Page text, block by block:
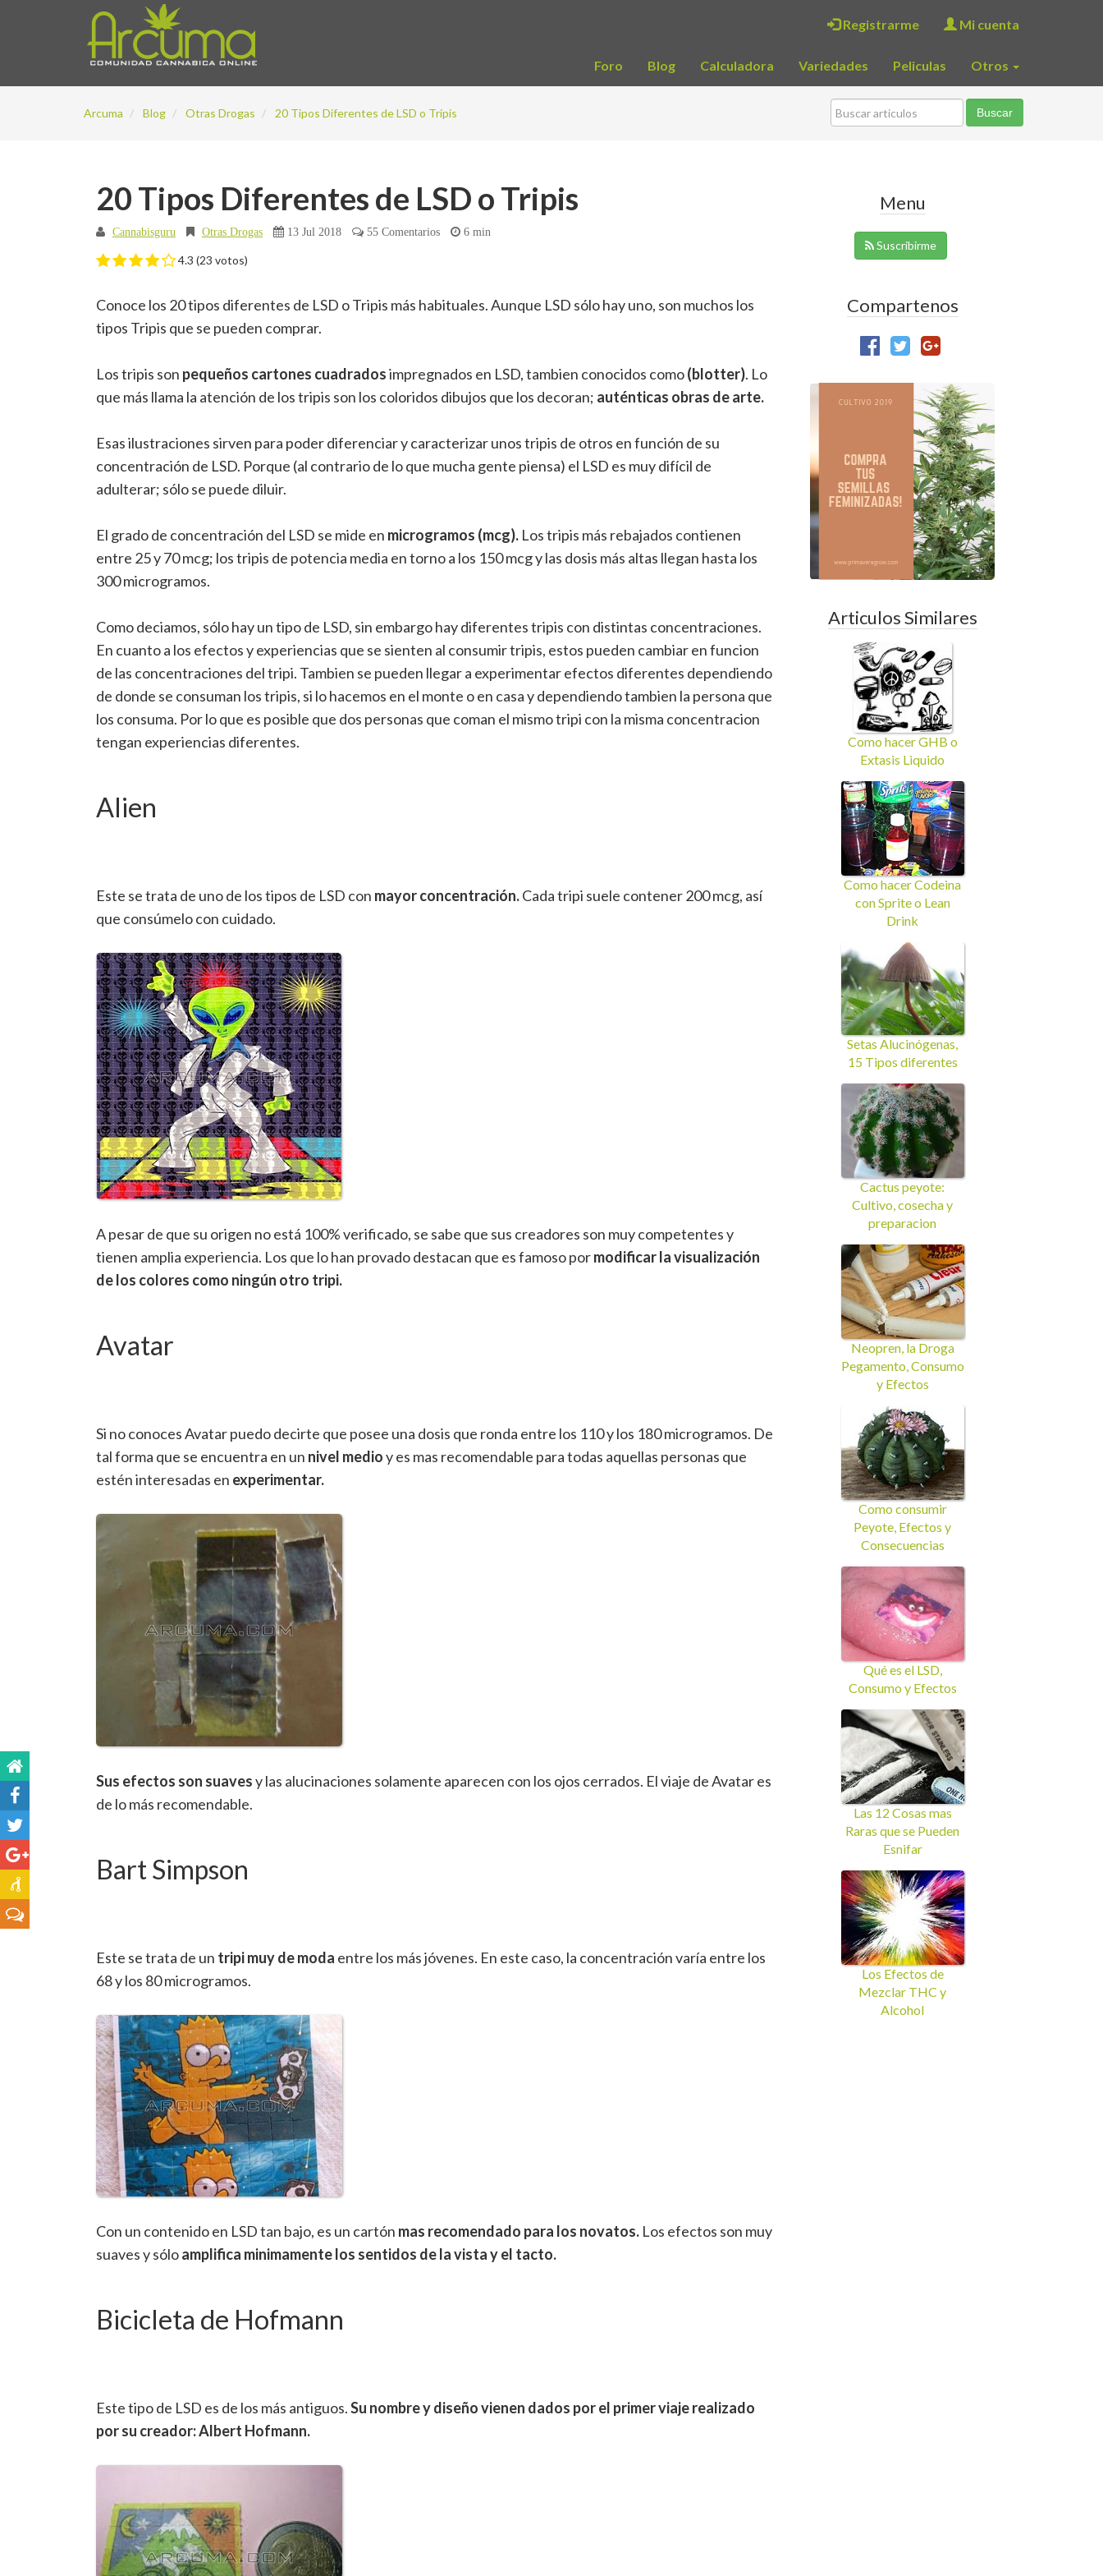
Registrarme Mi cuenta
Foro Blog Calculadora Variedades Peliculas Otros
Arcuma Blog Otras Drogas 20 Tipos Diferentes de LSD o Tripis
20 Tipos Diferentes de LSD o Tripis
Cannabisguru Otras Drogas 13 Jul 2018 55 Comentarios 6 min
4.3 (23 votos)
Conoce los 20 tipos diferentes de LSD o Tripis más habituales. Aunque LSD sólo hay uno, son muchos los
tipos Tripis que se pueden comprar.
Los tripis son pequeños cartones cuadradosimpregnados en LSD, tambien conocidos como(blotter). Lo
que más llama la atención de los tripis son los coloridos dibujos que los decoran; auténticas obras de arte.
Esas ilustraciones sirven para poder diferenciar y caracterizar unos tripis de otros en función de su
concentración de LSD. Porque (al contrario de lo que mucha gente piensa) el LSD es muy difícil de
adulterar; sólo se puede diluir.
El grado de concentración del LSD se mide en microgramos (mcg). Los tripis más rebajados contienen
entre 25 y 70 mcg; los tripis de potencia media en torno a los 150 mcg y las dosis más altas llegan hasta los
300 microgramos.
Como deciamos, sólo hay un tipo de LSD, sin embargo hay diferentes tripis con distintas concentraciones.
En cuanto a los efectos y experiencias que se sienten al consumir tripis, estos pueden cambiar en funcion
de las concentraciones del tripi. Tambien se pueden llegar a experimentar efectos diferentes dependiendo
de donde se consuman los tripis, si lo hacemos en el monte o en casa y dependiendo tambien la persona que
los consuma. Por lo que es posible que dos personas que coman el mismo tripi con la misma concentracion
tengan experiencias diferentes.
Alien
Este se trata de uno de los tipos de LSD con mayor concentración.Cada tripi suele contener 200 mcg, así
que consúmelo con cuidado.
A pesar de que su origen no está 100% verificado, se sabe que sus creadores son muy competentes y
tienen amplia experiencia. Los que lo han provado destacan que es famoso pormodificar la visualización
de los colores como ningún otro tripi.
Avatar
Si no conoces Avatar puedo decirte que posee una dosis que ronda entre los 110 y los 180 microgramos. De
tal forma que se encuentra en un nivel medioy es mas recomendable para todas aquellas personas que
estén interesadas en experimentar.
Sus efectos son suavesy las alucinaciones solamente aparecen con los ojos cerrados. El viaje de Avatar es
de lo más recomendable.
Bart Simpson
Este se trata de un tripi muy de moda entre los más jóvenes. En este caso, la concentración varía entre los
68 y los 80 microgramos.
Con un contenido en LSD tan bajo, es un cartón mas recomendado para los novatos. Los efectos son muy
suaves y sóloamplifica minimamente los sentidos de la vista y el tacto.
Bicicleta de Hofmann
Este tipo de LSD es de los más antiguos.Su nombre y diseño vienen dados por el primer viaje realizado
por su creador: Albert Hofmann.
Menu
Suscribirme
Compartenos
Articulos Similares
Como hacer GHB o
Extasis Liquido
Como hacer Codeina
con Sprite o Lean
Drink
Setas Alucinógenas,
15 Tipos diferentes
Cactus peyote:
Cultivo, cosecha y
preparacion
Neopren, la Droga
Pegamento, Consumo
y Efectos
Como consumir
Peyote, Efectos y
Consecuencias
Qué es el LSD,
Consumo y Efectos
Las 12 Cosas mas
Raras que se Pueden
Esnifar
Los Efectos de
Mezclar THC y
Alcohol